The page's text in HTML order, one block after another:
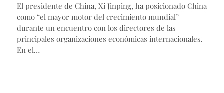
El presidente de China, Xi Jinping, ha posicionado China
como “el mayor motor del crecimiento mundial”
durante un encuentro con los directores de las
principales organizaciones económicas internacionales.
En el…